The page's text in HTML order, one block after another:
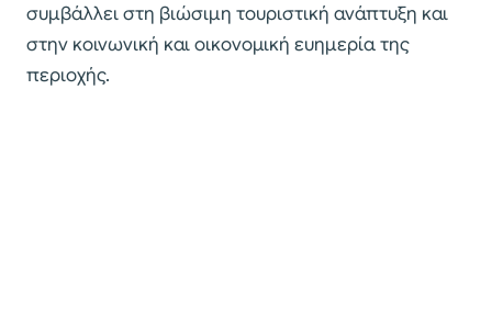
συμβάλλει στη βιώσιμη τουριστική ανάπτυξη και
στην κοινωνική και οικονομική ευημερία της
περιοχής.